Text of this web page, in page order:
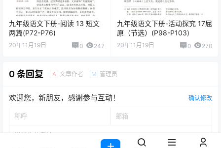
九年级语文下册-阅读 13 短文
两篇(P72-P76)
20年11月19日 0 247
九年级语文下册-活动探究 17屈
原（节选）(P98-P103)
20年11月19日 0 270
0 条回复 A 文章作者 M 管理员
欢迎您，新朋友，感谢参与互动！ 确认修改